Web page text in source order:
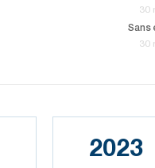
30
30
2023